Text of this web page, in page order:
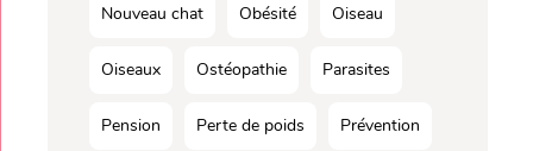
Nouveau chat Obésité Oiseau
Oiseaux Ostéopathie Parasites
Pension Perte de poids Prévention